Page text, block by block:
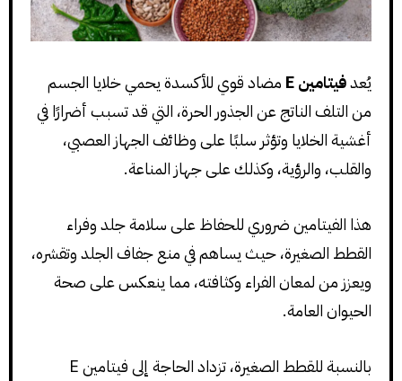
يُعدفيتامين E
مضاد قوي للأكسدة يحمي خلايا الجسم
من التلف الناتج عن الجذور الحرة، التي قد تسبب أضرارًا في
أغشية الخلايا وتؤثر سلبًا على وظائف الجهاز العصبي،
والقلب، والرؤية، وكذلك على جهاز المناعة.
هذا الفيتامين ضروري للحفاظ على سلامة جلد وفراء
القطط الصغيرة، حيث يساهم في منع جفاف الجلد وتقشره،
ويعزز من لمعان الفراء وكثافته، مما ينعكس على صحة
الحيوان العامة.
بالنسبة للقطط الصغيرة، تزداد الحاجة إلى فيتامين E